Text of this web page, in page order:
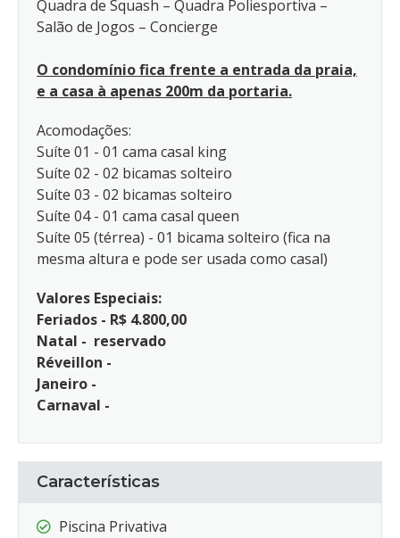
Quadra de Squash – Quadra Poliesportiva –
Salão de Jogos – Concierge
O condomínio fica frente a entrada da praia,
e a casa à apenas 200m da portaria.
Acomodações:
Suíte 01 - 01 cama casal king
Suíte 02 - 02 bicamas solteiro
Suíte 03 - 02 bicamas solteiro
Suíte 04 - 01 cama casal queen
Suíte 05 (térrea) - 01 bicama solteiro (fica na
mesma altura e pode ser usada como casal)
Valores Especiais:
Feriados - R$ 4.800,00
Natal - reservado
Réveillon -
Janeiro -
Carnaval -
Características
Piscina Privativa